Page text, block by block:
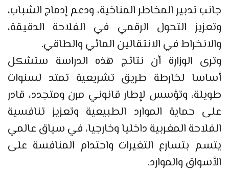
جانب تدبير المخاطر المناخية، ودعم إدماج الشباب،
وتعزيز التحول الرقمي في الفلاحة الدقيقة،
والانخراط في الانتقالين المائي والطاقي.
وترى الوزارة أن نتائج هذه الدراسة ستشكل
أساسا لخارطة طريق تشريعية تمتد لسنوات
طويلة، وتؤسس لإطار قانوني مرن ومتجدد، قادر
على حماية الموارد الطبيعية وتعزيز تنافسية
الفلاحة المغربية داخليا وخارجيا، في سياق عالمي
يتسم بتسارع التغيرات واحتدام المنافسة على
الأسواق والموارد.